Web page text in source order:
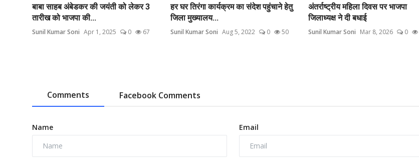
बाबा साहब अंबेडकर की जयंती को लेकर 3
तारीख को भाजपा की...
Sunil Kumar Soni Apr 1, 2025 0 67
हर घर तिरंगा कार्यक्रम का संदेश पहुंचाने हेतु
जिला मुख्यालय...
Sunil Kumar Soni Aug 5, 2022 0 50
अंतर्राष्ट्रीय महिला दिवस पर भाजपा
जिलाध्यक्ष ने दी बधाई
Sunil Kumar Soni Mar 8, 2026 0
Comments Facebook Comments
Name Email